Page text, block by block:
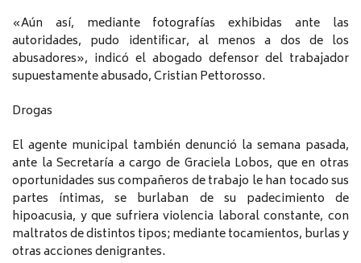
«Aún así, mediante fotografías exhibidas ante las
autoridades, pudo identificar, al menos a dos de los
abusadores», indicó el abogado defensor del trabajador
supuestamente abusado, Cristian Pettorosso.
Drogas
El agente municipal también denunció la semana pasada,
ante la Secretaría a cargo de Graciela Lobos, que en otras
oportunidades sus compañeros de trabajo le han tocado sus
partes íntimas, se burlaban de su padecimiento de
hipoacusia, y que sufriera violencia laboral constante, con
maltratos de distintos tipos; mediante tocamientos, burlas y
otras acciones denigrantes.